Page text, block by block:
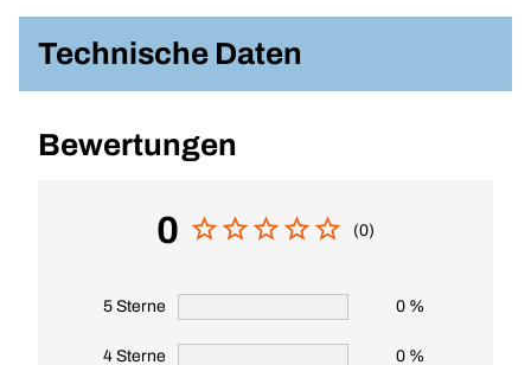
Technische Daten
Bewertungen
0 (0)
5 Sterne 0 %
4 Sterne 0 %